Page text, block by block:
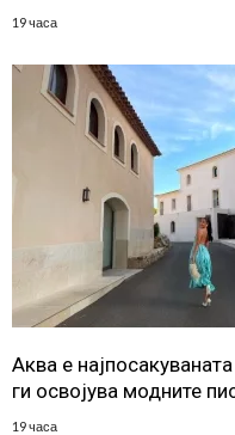
19 часа
Аква е
ги освојува модните
19 часа